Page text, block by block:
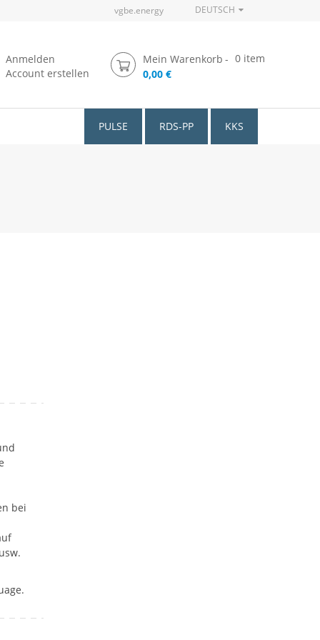
vgbe.energy DEUTSCH
Anmelden
Account erstellen
Mein Warenkorb 0 item
0,00 €
PULSE RDS-PP KKS
bei